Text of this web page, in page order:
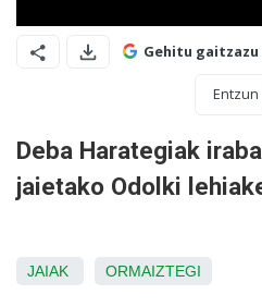
Gehitu gaitzazu
Entzun
Deba Harategiak
jaietako Odolki
JAIAK ORMAIZTEGI